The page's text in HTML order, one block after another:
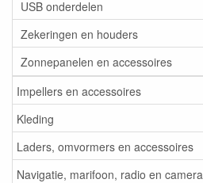
USB onderdelen
Zekeringen en houders
Zonnepanelen en accessoires
Impellers en accessoires
Kleding
Laders, omvormers en accessoires
Navigatie, marifoon, radio en